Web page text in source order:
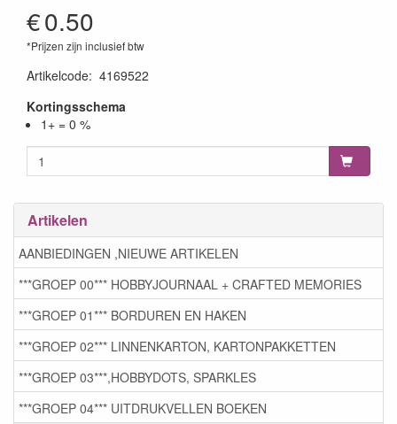
€0.50
*Prijzen zijn inclusief btw
Artikelcode: 4169522
Kortingsschema
1+ = 0 %
Artikelen
AANBIEDINGEN ,NIEUWE ARTIKELEN
***GROEP 00*** HOBBYJOURNAAL + CRAFTED MEMORIES
***GROEP 01*** BORDUREN EN HAKEN
***GROEP 02*** LINNENKARTON, KARTONPAKKETTEN
***GROEP 03***,HOBBYDOTS, SPARKLES
***GROEP 04*** UITDRUKVELLEN BOEKEN